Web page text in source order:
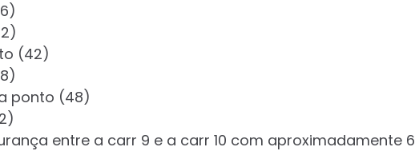
(42)
ponto (48)
entre a carr 9 e a carr 10 com aproximadamente 6